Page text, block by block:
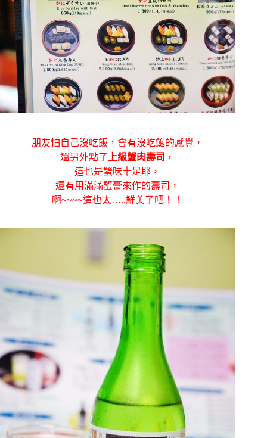
朋友怕自己沒吃飯，會有沒吃飽的感覺，
還另外點了 上級蟹肉壽司 ，
這也是蟹味十足耶，
還有用滿滿蟹膏來作的壽司，
啊~~~~這也太…..鮮美了吧！！